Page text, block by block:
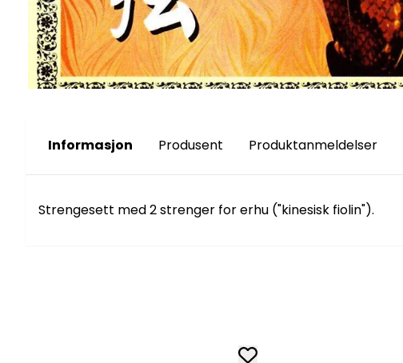
Informasjon Produsent Produktanmeldelser
Strengesett med 2 strenger for erhu ("kinesisk fiolin").